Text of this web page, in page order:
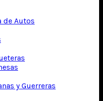
de Autos
y Guerreras